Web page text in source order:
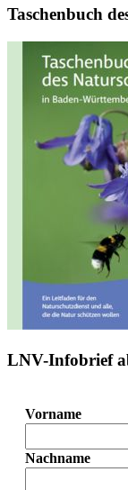
Taschenbuch
LNV-Infobrief
Vorname
Nachname